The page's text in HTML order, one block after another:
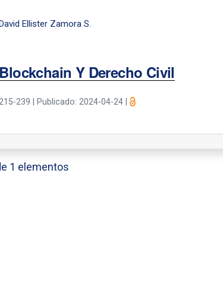
Ellister Zamora S.
Blockchain Y Derecho Civil
239 Publicado: 2024-04-24 |
1 elementos